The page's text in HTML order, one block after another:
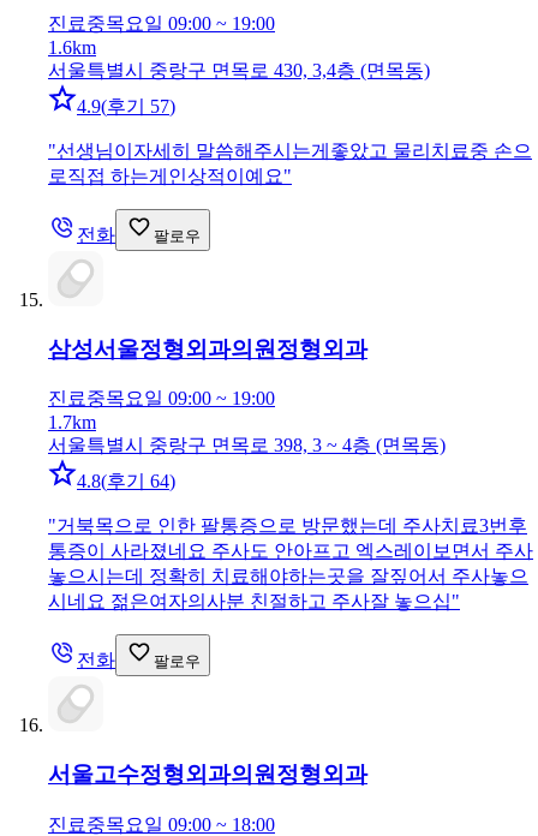
진료중목요일 09:00 ~ 19:00
1.6km
서울특별시 중랑구 면목로 430, 3,4층 (면목동)
4.9(후기 57)
"선생님이자세히 말씀해주시는게좋았고 물리치료중 손으
로직접 하는게인상적이예요"
전화 팔로우
삼성서울정형외과의원 정형외과
진료중목요일 09:00 ~ 19:00
1.7km
서울특별시 중랑구 면목로 398, 3 ~ 4층 (면목동)
4.8(후기 64)
"거북목으로 인한 팔통증으로 방문했는데 주사치료3번후
통증이 사라졌네요 주사도 안아프고 엑스레이보면서 주사
놓으시는데 정확히 치료해야하는곳을 잘짚어서 주사놓으
시네요 젊은여자의사분 친절하고 주사잘 놓으십"
전화 팔로우
서울고수정형외과의원 정형외과
진료중목요일 09:00 ~ 18:00